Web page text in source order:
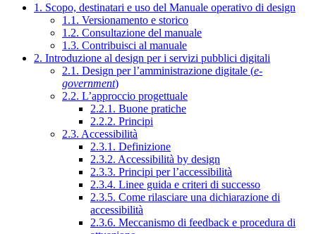
1. Scopo, destinatari e uso del Manuale operativo di design
1.1. Versionamento e storico
1.2. Consultazione del manuale
1.3. Contribuisci al manuale
2. Introduzione al design per i servizi pubblici digitali
2.1. Design per l’amministrazione digitale (e-
government)
2.2. L’approccio progettuale
2.2.1. Buone pratiche
2.2.2. Principi
2.3. Accessibilità
2.3.1. Definizione
2.3.2. Accessibilità by design
2.3.3. Principi per l’accessibilità
2.3.4. Linee guida e criteri di successo
2.3.5. Come rilasciare una dichiarazione di
accessibilità
2.3.6. Meccanismo di feedback e procedura di